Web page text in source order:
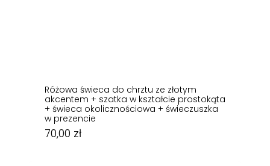
Różowa świeca do chrztu ze złotym
akcentem + szatka w kształcie prostokąta
+ świeca okolicznościowa + świeczuszka
w prezencie
70,00 zł
70,00zł